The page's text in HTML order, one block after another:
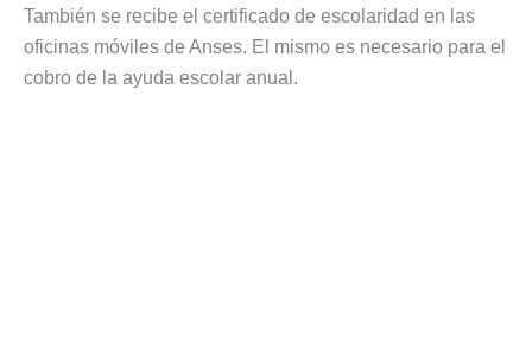
También se recibe el certificado de escolaridad en las
oficinas móviles de Anses. El mismo es necesario para el
cobro de la ayuda escolar anual.